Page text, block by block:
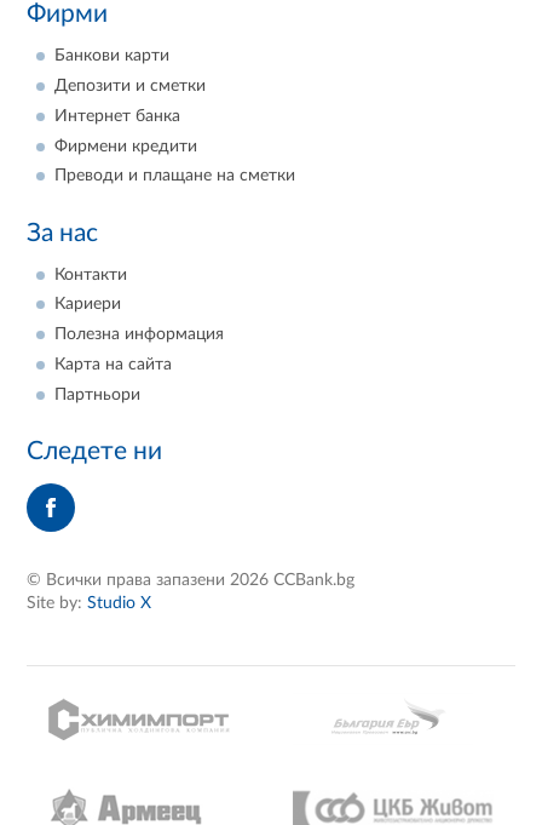
Фирми
Банкови карти
Депозити и сметки
Интернет банка
Фирмени кредити
Преводи и плащане на сметки
За нас
Контакти
Кариери
Полезна информация
Карта на сайта
Партньори
Следете ни
© Всички права запазени 2026 CCBank.bg
Site by:Studio X